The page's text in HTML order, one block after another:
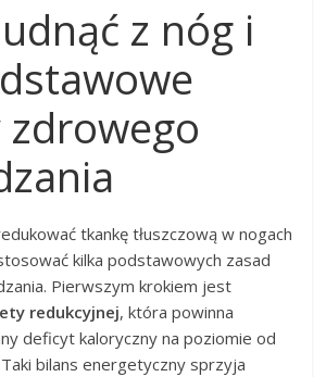
z nóg i
zdrowego
tkankę tłuszczową w nogach
kilka podstawowych zasad
Pierwszym krokiem jest
redukcyjnej, która powinna
deficyt kaloryczny na poziomie od
bilans energetyczny sprzyja